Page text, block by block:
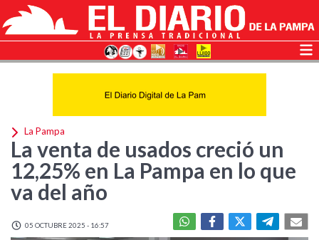
La Pampa
La venta de usados creció un
12,25% en La Pampa en lo que
va del año
05 OCTUBRE 2025 - 16:57